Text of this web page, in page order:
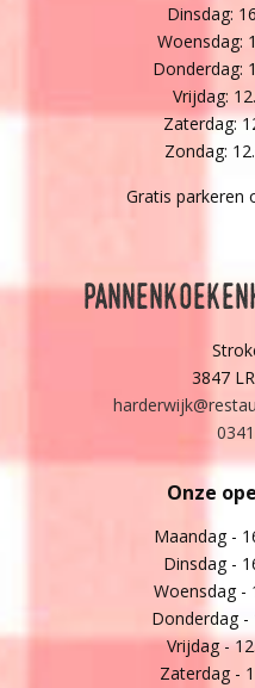
Dinsdag:
Woensdag:
Donderdag:
Vrijdag:
Zaterdag:
Zondag:
Gratis parkeren
3847
Onze
Maandag -
Dinsdag -
Woensdag -
Donderdag -
Vrijdag -
Zaterdag -